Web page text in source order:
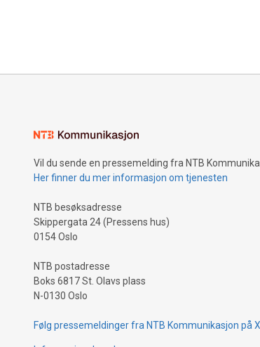
Vil du sende en pressemelding fra NTB
Her finner du mer informasjon om tjenesten
NTB besøksadresse
Skippergata 24 (Pressens hus)
0154 Oslo
NTB postadresse
Boks 6817 St. Olavs plass
N-0130 Oslo
Følg pressemeldinger fra NTB Kommunikasjon på X